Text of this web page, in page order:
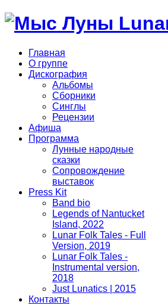
Главная
О группе
Дискография
Альбомы
Сборники
Синглы
Рецензии
Афиша
Программа
Лунные народные
сказки
Сопровождение
выставок
Press Kit
Band bio
Legends of Nantucket
Island, 2022
Lunar Folk Tales - Full
Version, 2019
Lunar Folk Tales -
Instrumental version,
2018
Just Lunatics | 2015
Контакты